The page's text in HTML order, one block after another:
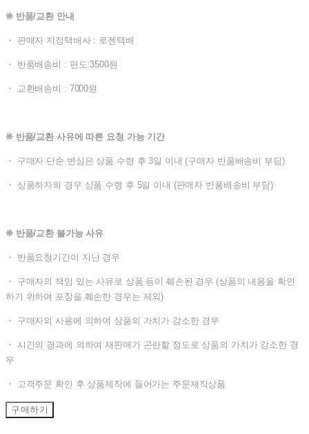
❊ 반품/교환 안내
・ 판매자 지정택배사 : 로젠택배
・ 반품배송비 : 편도 3500원
・ 교환배송비 : 7000원
❊ 반품/교환 사유에 따른 요청 가능 기간
・ 구매자 단순 변심은 상품 수령 후 3일 이내 (구매자 반품배송비 부담)
・ 상품하자의 경우 상품 수령 후 5일 이내 (판매자 반품배송비 부담)
❊ 반품/교환 불가능 사유
・ 반품요청기간이 지난 경우
・ 구매자의 책임 있는 사유로 상품 등이 훼손된 경우 (상품의 내용을 확인
하기 위하여 포장을 훼손한 경우는 제외)
・ 구매자의 사용에 의하여 상품의 가치가 감소한 경우
・ 시간의 경과에 의하여 재판매가 곤란할 정도로 상품의 가치가 감소한 경
우
・ 고객주문 확인 후 상품제작에 들어가는 주문제작상품
구매하기